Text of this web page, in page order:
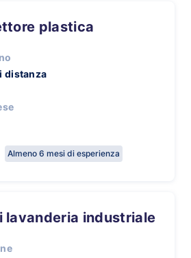
plastica
distanza
Almeno 6 mesi di esperienza
lavanderia industriale